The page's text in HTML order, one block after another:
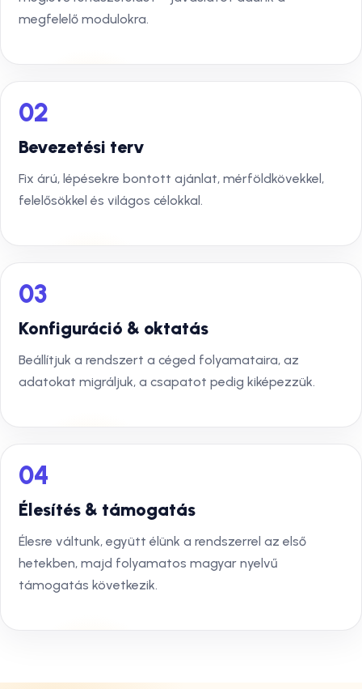
megfelelő modulokra.
02
Bevezetési terv
Fix árú, lépésekre bontott ajánlat, mérföldkövekkel,
felelősökkel és világos célokkal.
03
Konfiguráció & oktatás
Beállítjuk a rendszert a céged folyamataira, az
adatokat migráljuk, a csapatot pedig kiképezzük.
04
Élesítés & támogatás
Élesre váltunk, együtt élünk a rendszerrel az első
hetekben, majd folyamatos magyar nyelvű
támogatás következik.